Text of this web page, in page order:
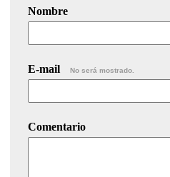
Nombre
E-mail No será mostrado.
Comentario